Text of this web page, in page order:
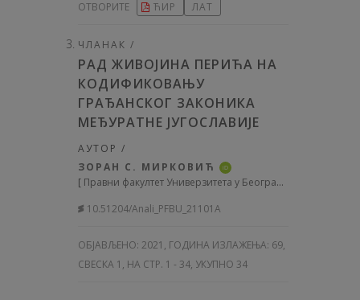
ОТВОРИТЕ ЋИР ЛАТ
ЧЛАНАК /
РАД ЖИВОЈИНА ПЕРИЋА НА
КОДИФИКОВАЊУ
ГРАЂАНСКОГ ЗАКОНИКА
МЕЂУРАТНЕ ЈУГОСЛАВИЈЕ
АУТОР /
ЗОРАН С. МИРКОВИЋ
iD
[ Правни факултет Универзитета у Београду, Србија
10.51204/Anali_PFBU_21101A
ОБЈАВЉЕНО: 2021, ГОДИНА ИЗЛАЖЕЊА: 69,
СВЕСКА 1, НА СТР. 1 - 34, УКУПНО 34